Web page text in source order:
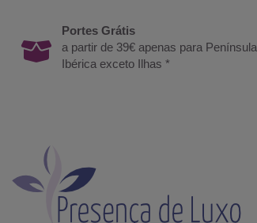
Portes Grátis
a partir de 39€ apenas para Península
Ibérica exceto Ilhas *